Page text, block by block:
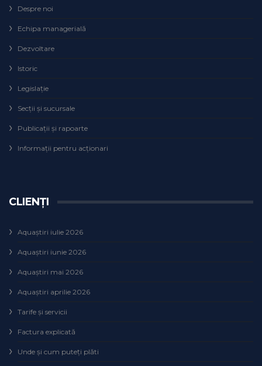
Despre noi
Echipa managerială
Dezvoltare
Istoric
Legislaţie
Secţii şi sucursale
Publicații și rapoarte
Informații pentru acționari
CLIENȚI
Aquaștiri iulie 2026
Aquaștiri iunie 2026
Aquaștiri mai 2026
Aquaștiri aprilie 2026
Tarife și servicii
Factura explicată
Unde și cum puteţi plăti